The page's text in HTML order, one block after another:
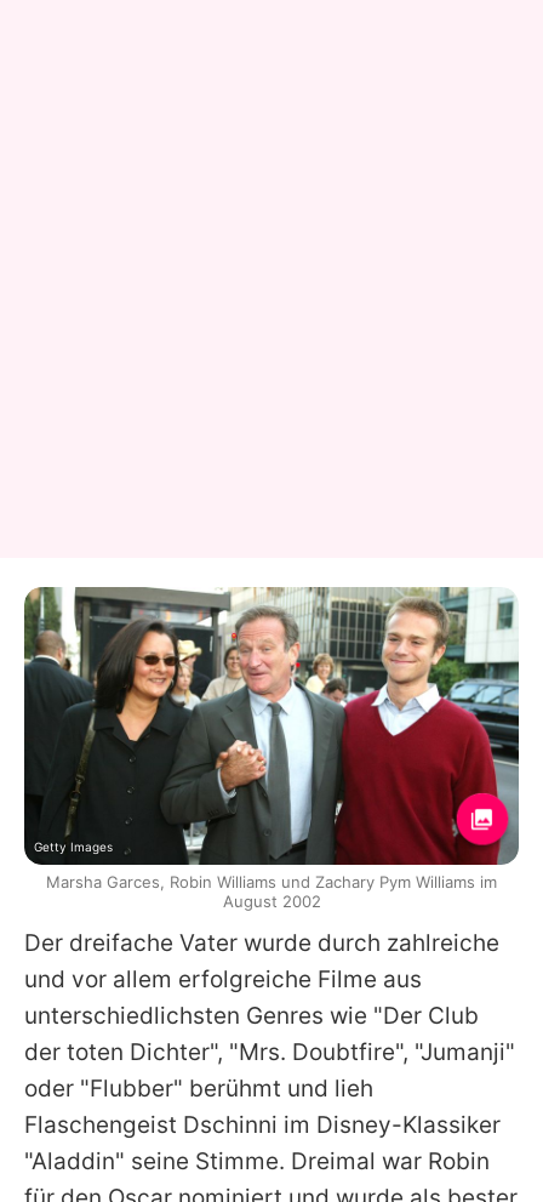
Der dreifache Vater wurde durch zahlreiche
und vor allem erfolgreiche Filme aus
unterschiedlichsten Genres wie "Der Club
der toten Dichter", "Mrs. Doubtfire", "Jumanji"
oder "Flubber" berühmt und lieh
Flaschengeist Dschinni im Disney-Klassiker
"Aladdin" seine Stimme. Dreimal war Robin
Getty Images
Marsha Garces, Robin Williams und Zachary Pym Williams im
August 2002